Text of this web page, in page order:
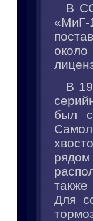
В
В
был
также
Для